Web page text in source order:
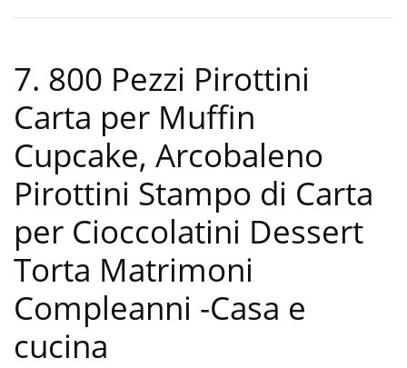
7. 800 Pezzi Pirottini
Carta per Muffin
Cupcake, Arcobaleno
Pirottini Stampo di Carta
per Cioccolatini Dessert
Torta Matrimoni
Compleanni -Casa e
cucina